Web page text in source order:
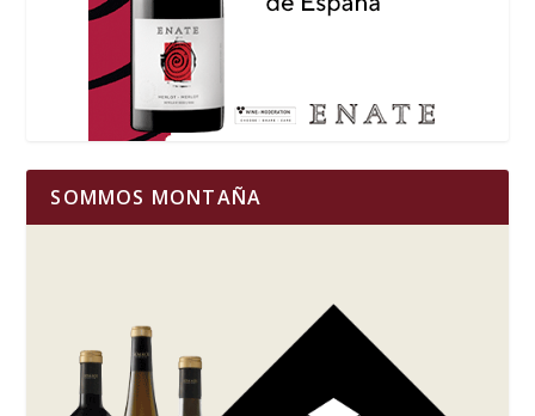
SOMMOS MONTAÑA